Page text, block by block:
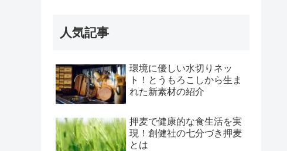
人気記事
環境に優しい水切りネッ
ト！とうもろこしから生ま
れた新素材の紹介
押麦で健康的な食生活を実
現！創健社の七分づき押麦
とは